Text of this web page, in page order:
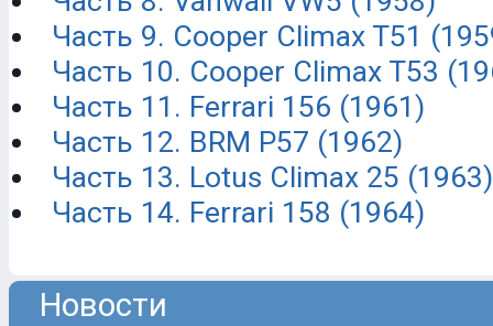
Часть 9. Cooper Climax T51
Часть 10. Cooper Climax T53
Часть 11. Ferrari 156 (1961)
Часть 12. BRM P57 (1962)
Часть 13. Lotus Climax 25 (1963)
Часть 14. Ferrari 158 (1964)
Новости